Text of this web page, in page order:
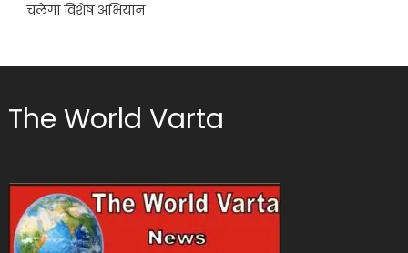
चलेगा विशेष अभियान
The World Varta